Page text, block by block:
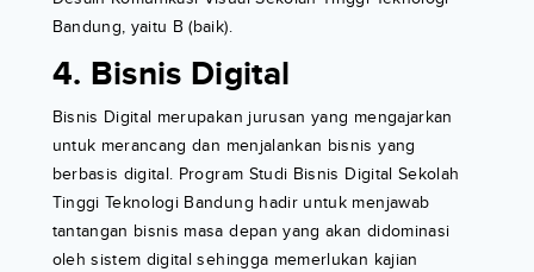
Bandung, yaitu B (baik).
4. Bisnis Digital
Bisnis Digital merupakan jurusan yang mengajarkan
untuk merancang dan menjalankan bisnis yang
berbasis digital. Program Studi Bisnis Digital Sekolah
Tinggi Teknologi Bandung hadir untuk menjawab
tantangan bisnis masa depan yang akan didominasi
oleh sistem digital sehingga memerlukan kajian